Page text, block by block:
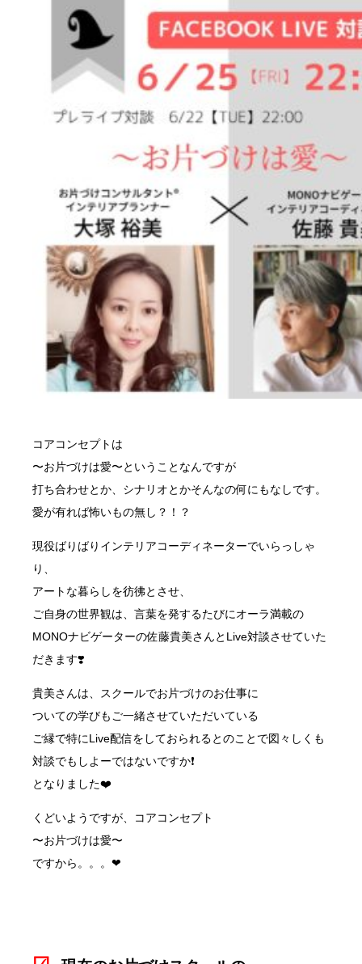
コアコンセプトは
〜お片づけは愛〜ということなんですが
打ち合わせとか、シナリオとかそんなの何にもなしです。
愛が有れば怖いもの無し？！？
現役ばりばりインテリアコーディネーターでいらっしゃ
り、
アートな暮らしを彷彿とさせ、
ご自身の世界観は、言葉を発するたびにオーラ満載の
MONOナビゲーターの佐藤貴美さんとLive対談させていた
だきます❣️
貴美さんは、スクールでお片づけのお仕事に
ついての学びもご一緒させていただいている
ご縁で特にLive配信をしておられるとのことで図々しくも
対談でもしよーではないですか❗️
となりました❤️
くどいようですが、コアコンセプト
〜お片づけは愛〜
ですから。。。❤︎